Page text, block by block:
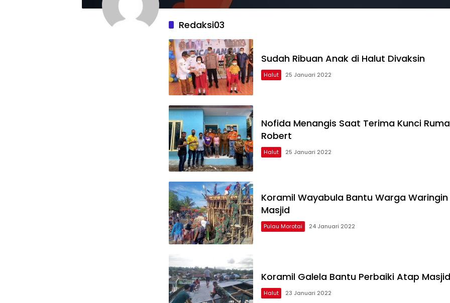
Redaksi03
Sudah Ribuan Anak di Halut Divaksin
Halut 25 Januari 2022
Nofida Menangis Saat Terima Kunci
Robert
Halut 25 Januari 2022
Koramil Wayabula Bantu Warga
Masjid
Pulau Morotai 24 Januari 2022
Koramil Galela Bantu Perbaiki Atap Masjid
Halut 23 Januari 2022